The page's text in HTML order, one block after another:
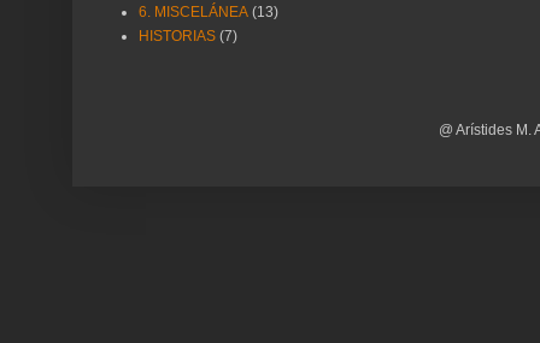
6. MISCELÁNEA (13)
HISTORIAS (7)
@ Arístides M.